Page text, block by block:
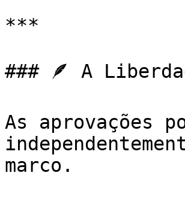
***
### 🪶 A
As aprovações
marco.